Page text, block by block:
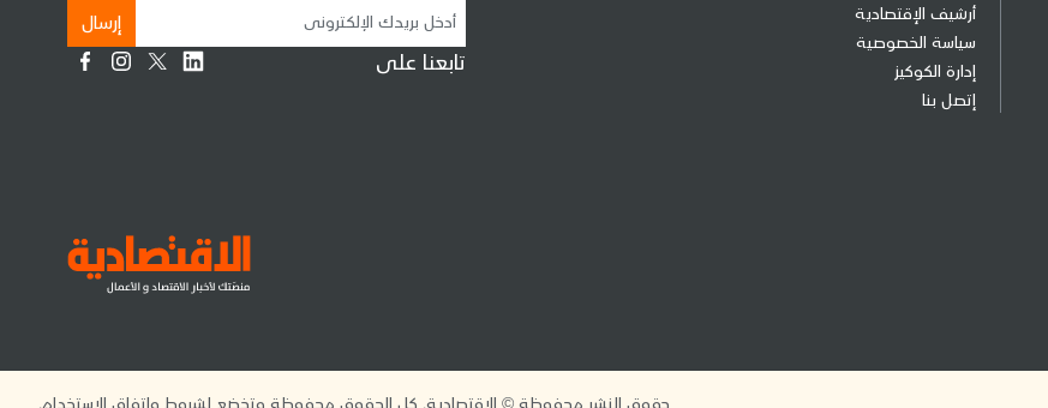
أرشيف الإقتصادية
سياسة الخصوصية
إدارة الكوكيز
إتصل بنا
إرسال
تابعنا على
حقوق النشر محفوظة © الاقتصادية. كل الحقوق محفوظة وتخضع لشروط واتفاق الاستخدام.